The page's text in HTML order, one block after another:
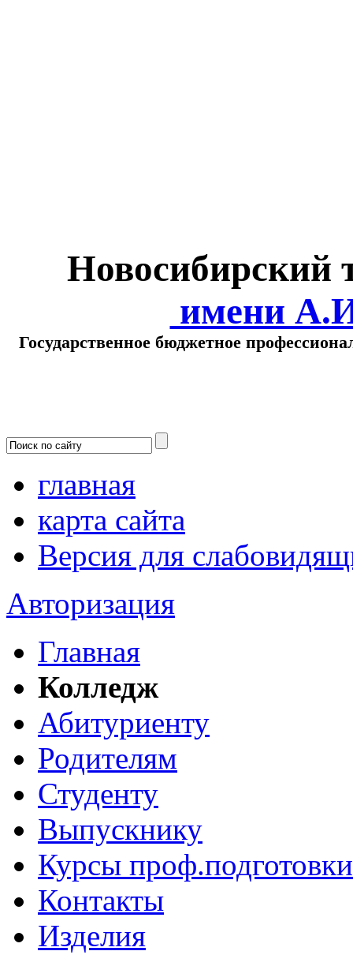
Новосибирский
имени
Государственное бюджетное
главная
карта сайта
Версия для
Авторизация
Главная
Колледж
Абитуриенту
Родителям
Студенту
Выпускнику
Курсы проф.подготовки
Контакты
Изделия